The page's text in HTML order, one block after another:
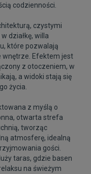
codzienności.
czystymi
działkę, willa
które pozwalają
wnętrze. Efektem jest
z otoczeniem, w
a widoki stają się
życia.
z myślą o
otwarta strefa
tworząc
atmosferę, idealną
gości.
taras, gdzie basen
na świeżym